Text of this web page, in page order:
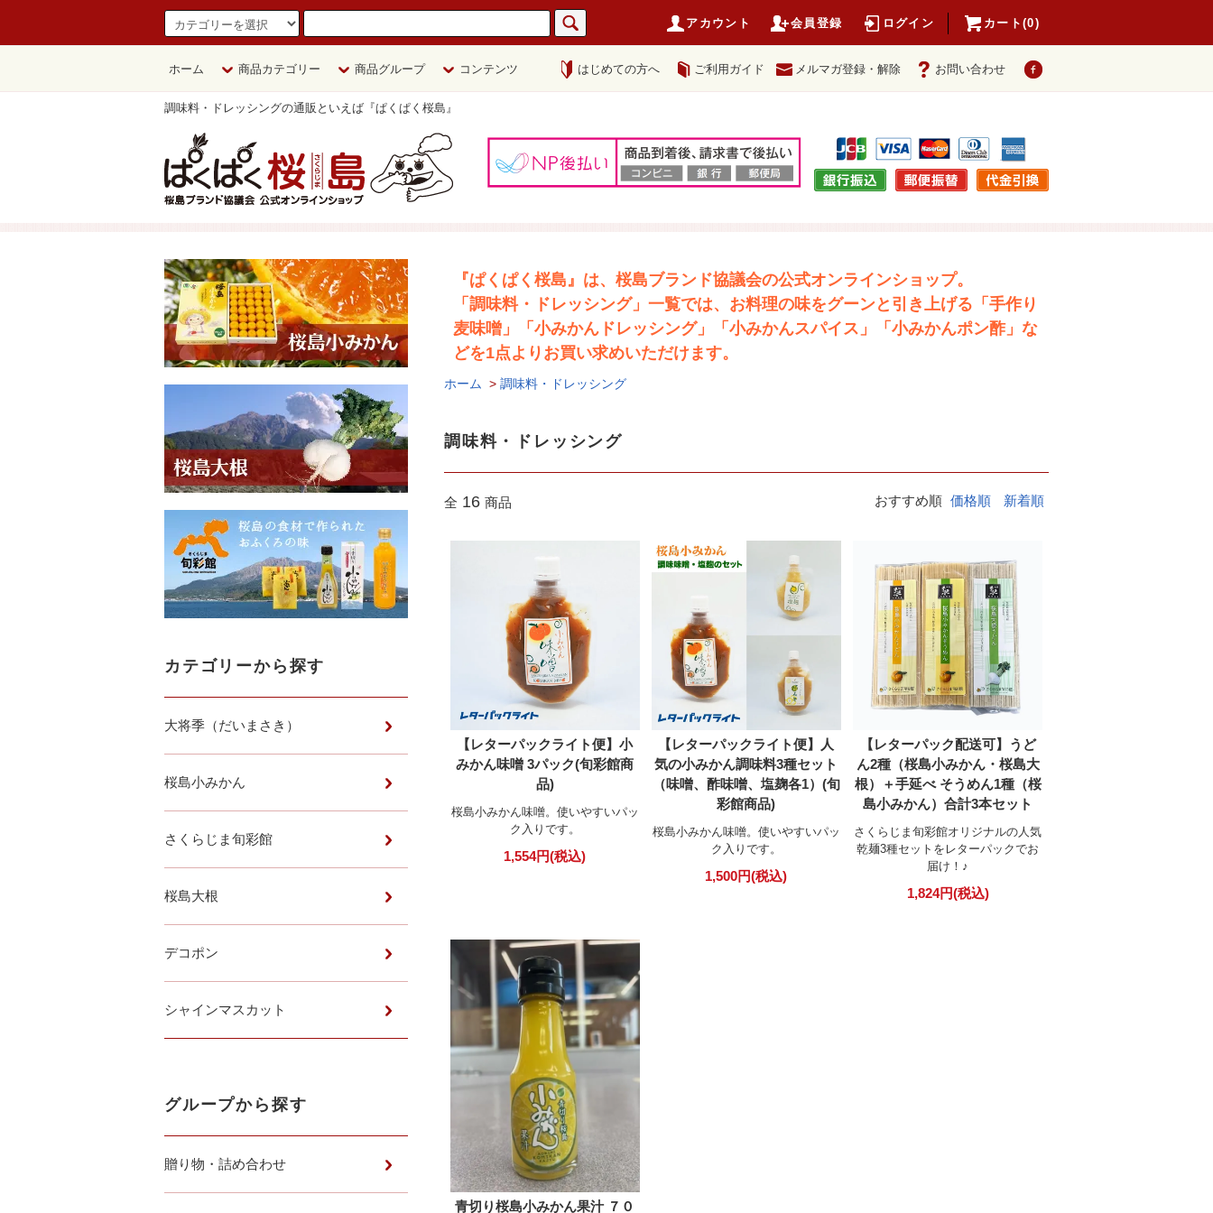
アカウント 会員登録 ログイン カート(0)
ホーム 商品カテゴリー 商品グループ コンテンツ はじめての方へ ご利用ガイド メルマガ登録・解除 お問い合わせ
調味料・ドレッシングの通販といえば『ぱくぱく桜島』
『ぱくぱく桜島』は、桜島ブランド協議会の公式オンラインショップ。
「調味料・ドレッシング」一覧では、お料理の味をグーンと引き上げる「手作り
麦味噌」「小みかんドレッシング」「小みかんスパイス」「小みかんポン酢」な
どを1点よりお買い求めいただけます。
ホーム > 調味料・ドレッシング
調味料・ドレッシング
全 16 商品 おすすめ順 価格順 新着順
【レターパックライト便】小
みかん味噌 3パック(旬彩館商
品)
桜島小みかん味噌。使いやすいパッ
ク入りです。
1,554円(税込)
【レターパックライト便】人
気の小みかん調味料3種セット
（味噌、酢味噌、塩麹各1）(旬
彩館商品)
桜島小みかん味噌。使いやすいパッ
ク入りです。
1,500円(税込)
【レターパック配送可】うど
ん2種（桜島小みかん・桜島大
根）＋手延べ そうめん1種（桜
島小みかん）合計3本セット
さくらじま旬彩館オリジナルの人気
乾麺3種セットをレターパックでお
届け！♪
1,824円(税込)
青切り桜島小みかん果汁 ７０
カテゴリーから探す
大将季（だいまさき）
桜島小みかん
さくらじま旬彩館
桜島大根
デコポン
シャインマスカット
グループから探す
贈り物・詰め合わせ